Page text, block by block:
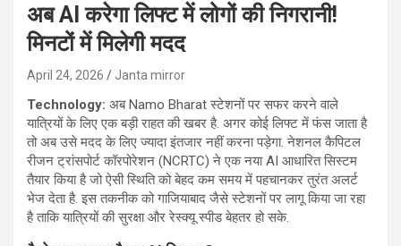
अब AI करेगा लिफ्ट में लोगों की निगरानी!
मिनटों में मिलेगी मदद
April 24, 2026 Janta mirror
Technology: अब Namo Bharat स्टेशनों पर सफर करने वाले
यात्रियों के लिए एक बड़ी राहत की खबर है. अगर कोई लिफ्ट में फंस जाता है
तो अब उसे मदद के लिए ज्यादा इंतजार नहीं करना पड़ेगा. नेशनल कैपिटल
रीजन ट्रांसपोर्ट कॉरपोरेशन (NCRTC) ने एक नया AI आधारित सिस्टम
तैयार किया है जो ऐसी स्थिति को बेहद कम समय में पहचानकर तुरंत अलर्ट
भेज देता है. इस तकनीक को गाजियाबाद जैसे स्टेशनों पर लागू किया जा रहा
है ताकि यात्रियों की सुरक्षा और रेस्क्यू स्पीड बेहतर हो सके.